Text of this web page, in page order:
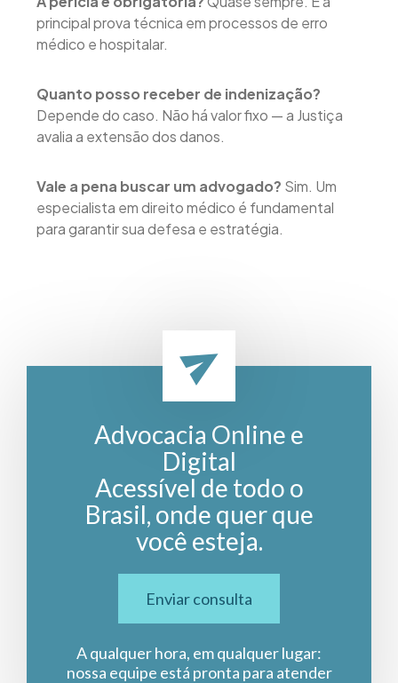
principal prova técnica em processos de erro
médico e hospitalar.
Quanto posso receber de indenização?
Depende do caso. Não há valor fixo — a Justiça
avalia a extensão dos danos.
Vale a pena buscar um advogado? Sim. Um
especialista em direito médico é fundamental
para garantir sua defesa e estratégia.
Advocacia Online e
Digital
Acessível de todo o
Brasil, onde quer que
você esteja.
Enviar consulta
A qualquer hora, em qualquer lugar:
nossa equipe está pronta para atender